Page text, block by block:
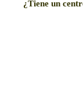
¿Tiene un